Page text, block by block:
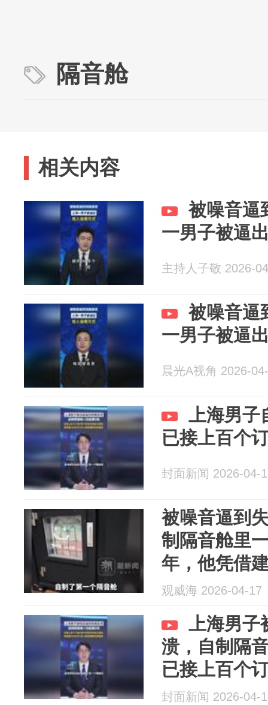
隔音舱
相关内容
被噪音逼
一男子被逼
主持人子敬 2026-
被噪音逼
一男子被逼
晨光A视角 2026-
上海男子
已接上百个
封面新闻 2026-04-
被噪音逼到
制隔音舱里
年，他凭借
第一个隔音
观威海 2026-04-17
上海男子
溃，自制隔
已接上百个
和上班族，
封面新闻 2026-04-